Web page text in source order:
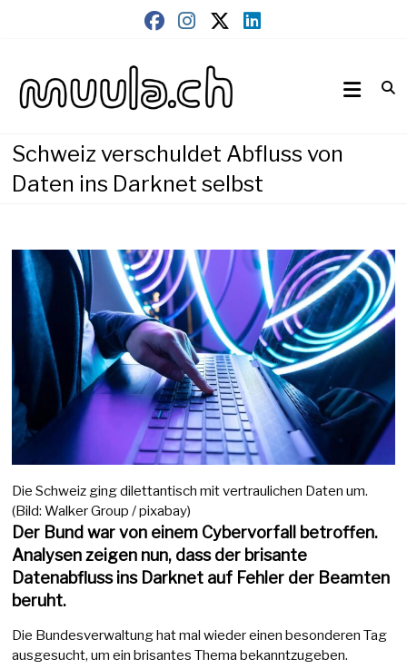
muula.ch
Schweiz verschuldet Abfluss von
Daten ins Darknet selbst
Die Schweiz ging dilettantisch mit vertraulichen Daten um.
(Bild: Walker Group / pixabay)
Der Bund war von einem Cybervorfall betroffen.
Analysen zeigen nun, dass der brisante
Datenabfluss ins Darknet auf Fehler der Beamten
beruht.
Die Bundesverwaltung hat mal wieder einen besonderen Tag
ausgesucht, um ein brisantes Thema bekanntzugeben.